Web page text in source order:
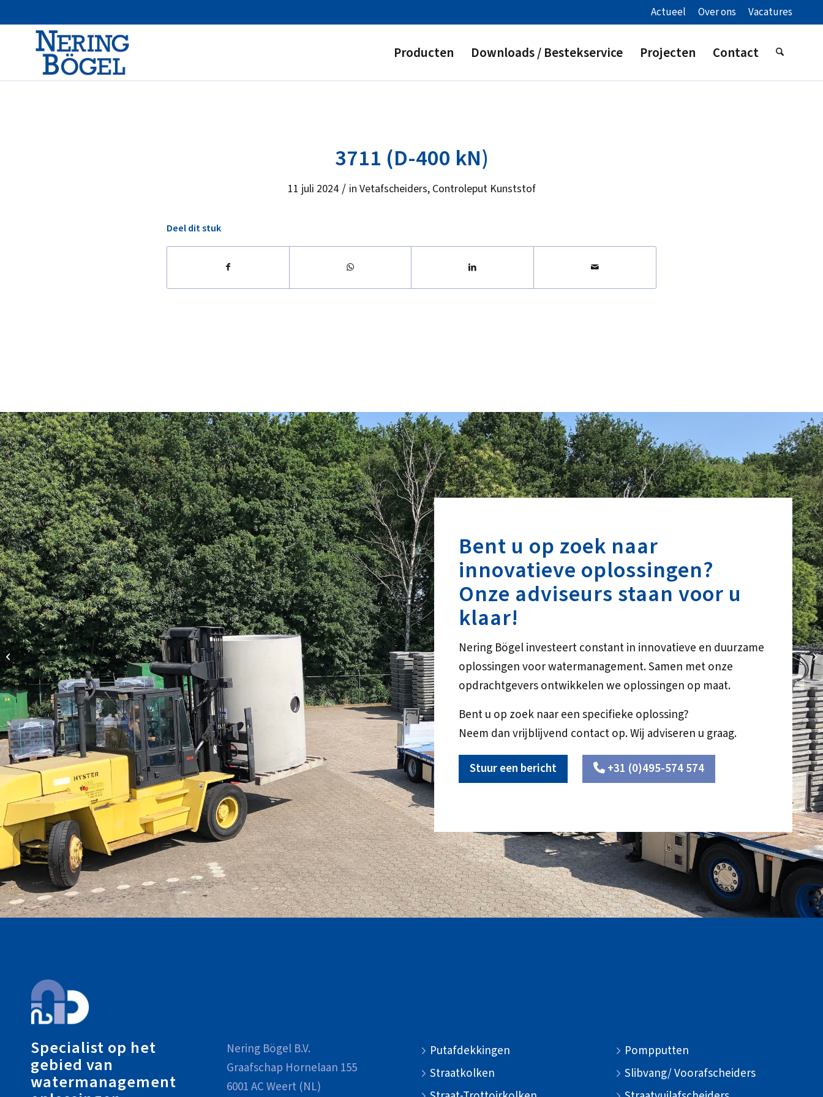
Actueel Over ons Vacatures
Producten Downloads / Bestekservice Projecten Contact
3711 (D-400 kN)
11 juli 2024 / in Vetafscheiders, Controleput Kunststof
Deel dit stuk
Bent u op zoek naar
innovatieve oplossingen?
Onze adviseurs staan voor u
klaar!
Nering Bögel investeert constant in innovatieve en duurzame
oplossingen voor watermanagement. Samen met onze
opdrachtgevers ontwikkelen we oplossingen op maat.
Bent u op zoek naar een specifieke oplossing?
Neem dan vrijblijvend contact op. Wij adviseren u graag.
Stuur een bericht +31 (0)495-574 574
Specialist op het
gebied van
watermanagement
Nering Bögel B.V.
Graafschap Hornelaan 155
6001 AC Weert (NL)
Putafdekkingen
Straatkolken
Pompputten
Slibvang/ Voorafscheiders
2720 ZV (A15-B125-C250 kN)